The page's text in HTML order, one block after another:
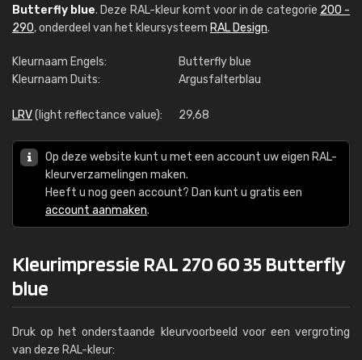
Butterfly blue. Deze RAL-kleur komt voor in de categorie 200 -
290, onderdeel van het kleursysteem RAL Design.
Kleurnaam Engels:
Butterfly blue
Kleurnaam Duits:
Argusfalterblau
LRV(light reflectance value): 29,68
Op deze website kunt u met een account uw eigen RAL-
kleurverzamelingen maken.
Heeft u nog geen account? Dan kunt u gratis een
account aanmaken.
Kleurimpressie RAL 270 60 35 Butterfly
blue
Druk op het onderstaande kleurvoorbeeld voor een vergroting
van deze RAL-kleur: